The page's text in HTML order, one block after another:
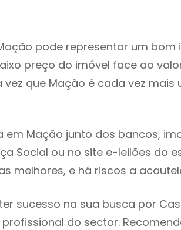
pode representar um bom
preço do imóvel face ao
que Mação é cada vez mais
em Mação junto dos bancos,
Social ou no site e-leilões do
melhores, e há riscos a
sucesso na sua busca por
do sector.